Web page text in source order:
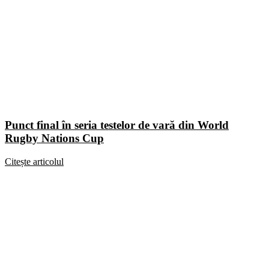
Punct final în seria testelor de vară din World
Rugby Nations Cup
Citește articolul